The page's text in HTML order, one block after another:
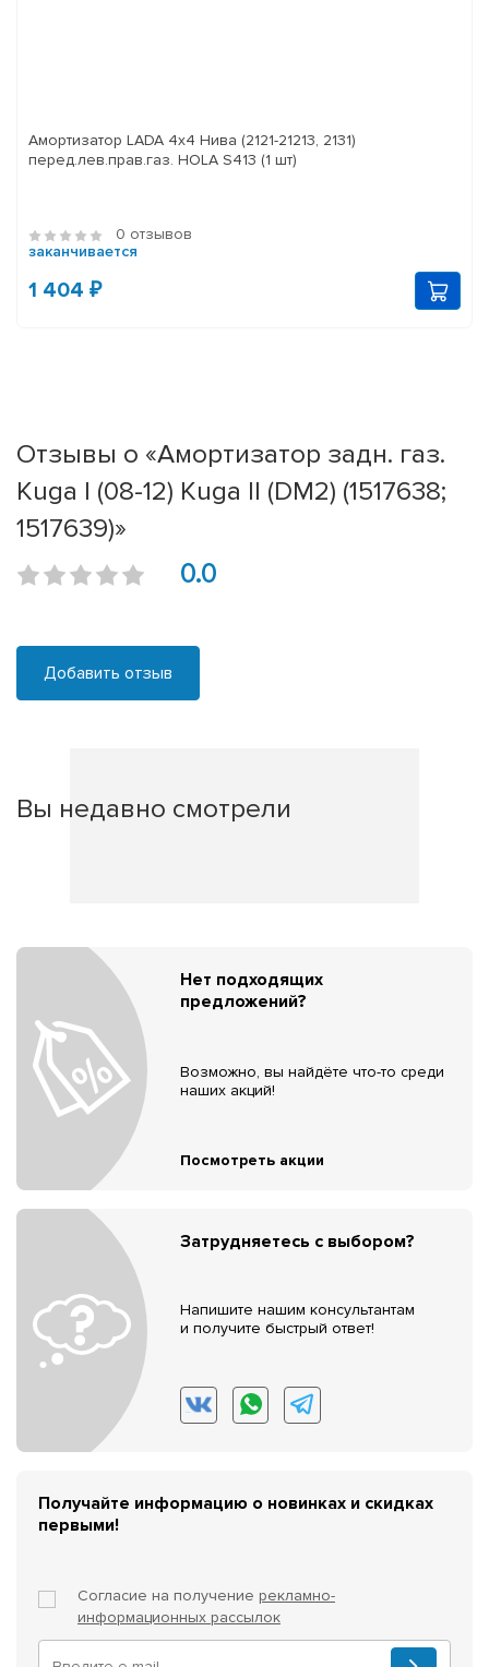
Амортизатор LADA 4x4 Нива (2121-21213, 2131)
перед.лев.прав.газ. HOLA S413 (1 шт)
0 отзывов
заканчивается
1 404 ₽
Отзывы о «Амортизатор задн. газ.
Kuga I (08-12) Kuga II (DM2) (1517638;
1517639)»
0.0
Добавить отзыв
Вы недавно смотрели
Нет подходящих
предложений?
Возможно, вы найдёте что-то среди
наших акций!
Посмотреть акции
Затрудняетесь с выбором?
Напишите нашим консультантам
и получите быстрый ответ!
Получайте информацию о новинках и скидках
первыми!
Согласие на получение рекламно-
информационных рассылок